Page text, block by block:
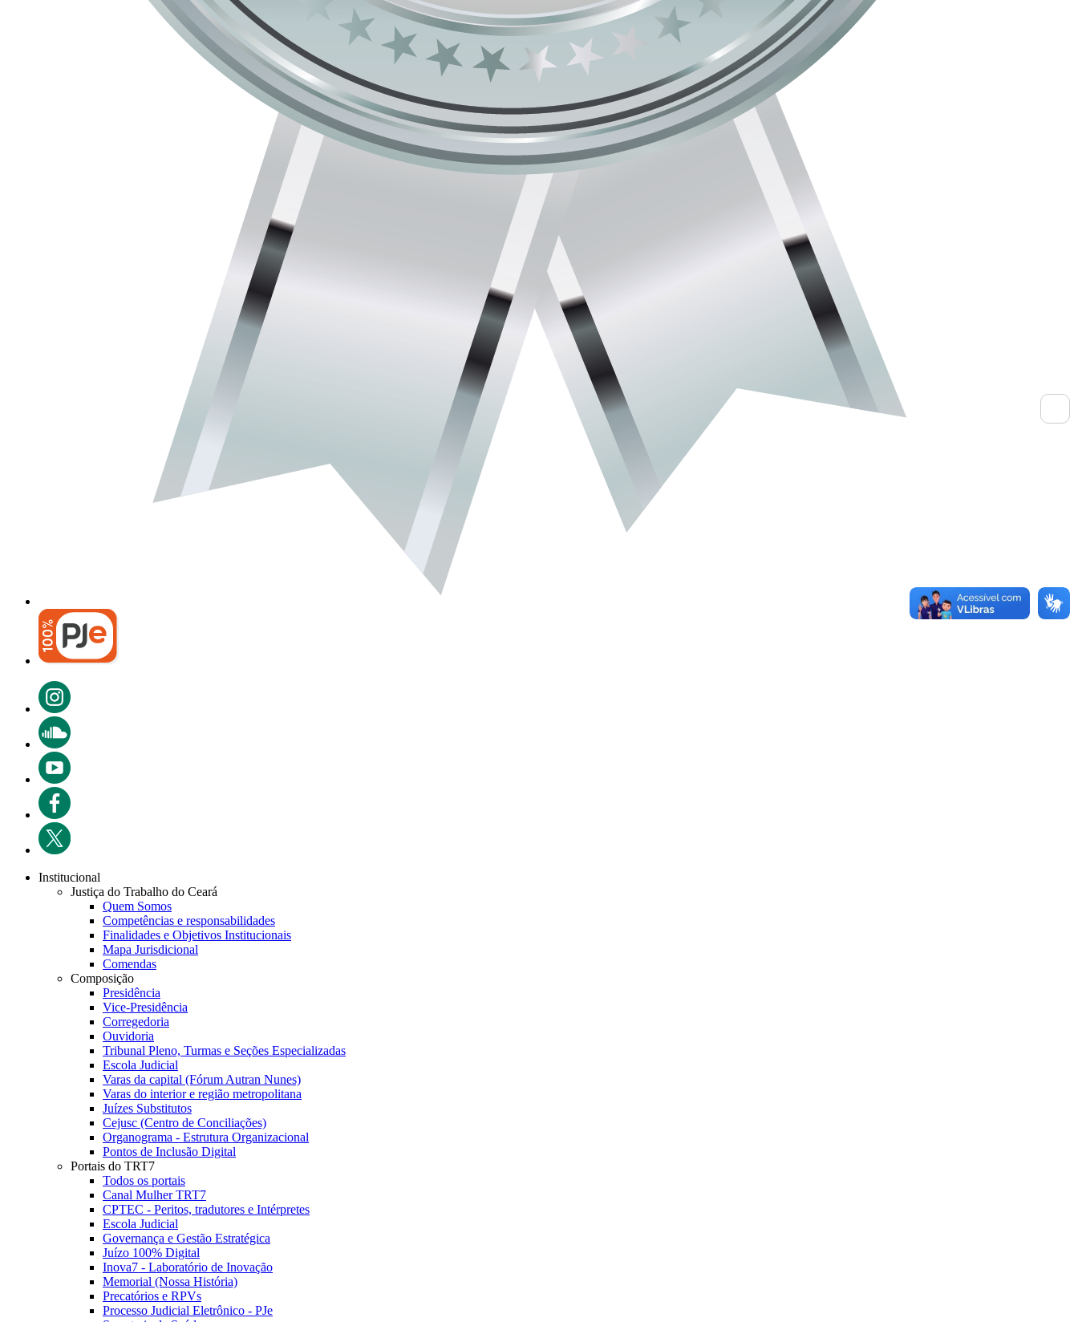
Institucional
Justiça do Trabalho do Ceará
Quem Somos
Competências e responsabilidades
Finalidades e Objetivos Institucionais
Mapa Jurisdicional
Comendas
Composição
Presidência
Vice-Presidência
Corregedoria
Ouvidoria
Tribunal Pleno, Turmas e Seções Especializadas
Escola Judicial
Varas da capital (Fórum Autran Nunes)
Varas do interior e região metropolitana
Juízes Substitutos
Cejusc (Centro de Conciliações)
Organograma - Estrutura Organizacional
Pontos de Inclusão Digital
Portais do TRT7
Todos os portais
Canal Mulher TRT7
CPTEC - Peritos, tradutores e Intérpretes
Escola Judicial
Governança e Gestão Estratégica
Juízo 100% Digital
Inova7 - Laboratório de Inovação
Memorial (Nossa História)
Precatórios e RPVs
Processo Judicial Eletrônico - PJe